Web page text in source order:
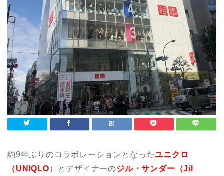
約9年ぶりのコラボレーションとなったユニクロ
（UNIQLO）とデザイナーのジル・サンダー（Jil